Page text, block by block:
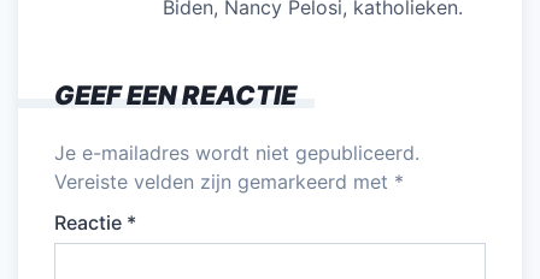
Biden, Nancy Pelosi, katholieken.
GEEF EEN REACTIE
Je e-mailadres wordt niet gepubliceerd.
Vereiste velden zijn gemarkeerd met *
Reactie *